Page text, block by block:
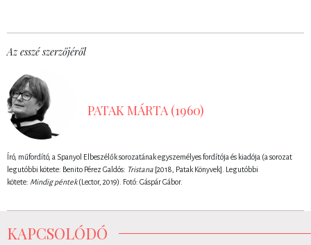
Az esszé szerzőjéről
PATAK MÁRTA (1960)
Író, műfordító, a Spanyol Elbeszélők sorozatának egyszemélyes fordítója és kiadója (a sorozat
legutóbbi kötete: Benito Pérez Galdós: Tristana [2018, Patak Könyvek]. Legutóbbi
kötete: Mindig péntek(Lector, 2019). Fotó: Gáspár Gábor.
KAPCSOLÓDÓ